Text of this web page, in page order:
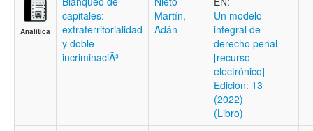
Analítica
capitales:
extraterritorialidad
y doble
incriminaciÃ³
Martín,
Adán
Un modelo
integral de
derecho penal
[recurso
electrónico]
Edición: 13
(2022)
(Libro)